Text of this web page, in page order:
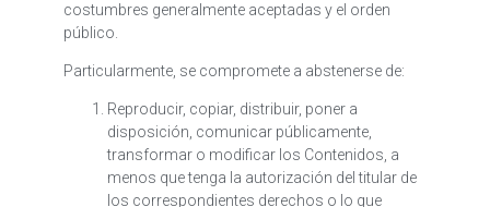
costumbres generalmente aceptadas y el orden
público.
Particularmente, se compromete a abstenerse de:
Reproducir, copiar, distribuir, poner a
disposición, comunicar públicamente,
transformar o modificar los Contenidos, a
menos que tenga la autorización del titular de
los correspondientes derechos o lo que